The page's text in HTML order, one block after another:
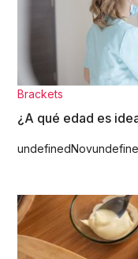
Brackets
¿A qué edad es
undefinedNov